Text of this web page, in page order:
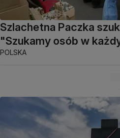
Szlachetna Paczka
"Szukamy osób w
POLSKA